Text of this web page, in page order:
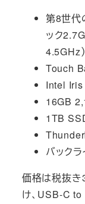
第8世代
ック
4.5GHz）
Touch
Intel
16GB
1TB
バックラ
価格は税抜
け、USB-C